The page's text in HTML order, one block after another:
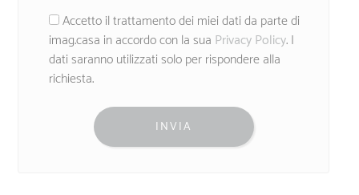
Accetto il trattamento dei miei dati da parte di
imag.casa in accordo con la sua Privacy Policy. I
dati saranno utilizzati solo per rispondere alla
richiesta.